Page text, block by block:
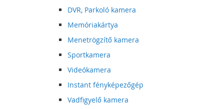
DVR, Parkoló kamera
Memóriakártya
Menetrögzítő kamera
Sportkamera
Videókamera
Instant fényképezőgép
Vadfigyelő kamera